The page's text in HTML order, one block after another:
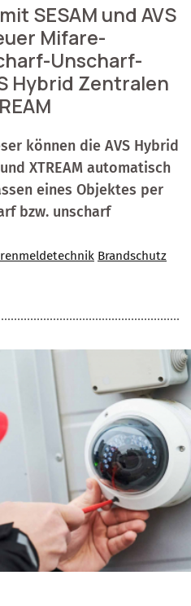
SESAM und AVS
Mifare-
Unscharf-
Hybrid Zentralen
können die AVS Hybrid
XTREAM automatisch
eines Objektes per
bzw. unscharf
Brandschutz